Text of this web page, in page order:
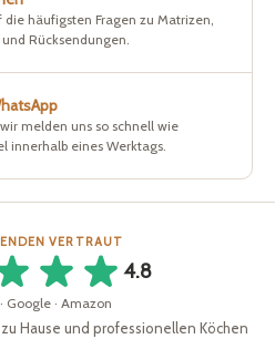
häufigsten Fragen zu Matrizen,
Rücksendungen.
melden uns so schnell wie
innerhalb eines Werktags.
VERTRAUT
4.8
Google · Amazon
Hause und professionellen Köchen